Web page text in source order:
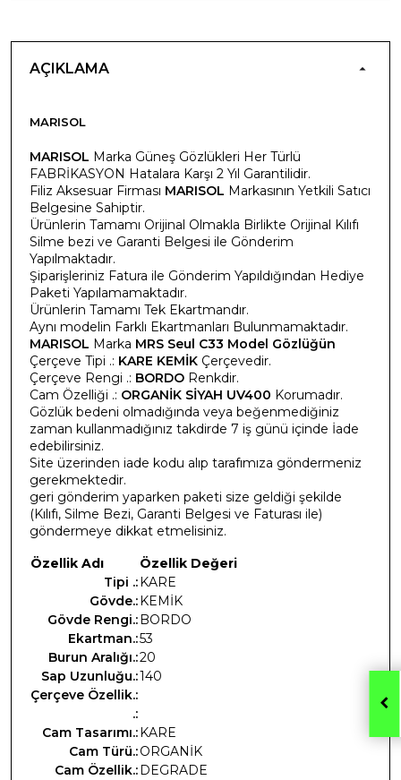
AÇIKLAMA
MARISOL
MARISOL Marka Güneş Gözlükleri Her Türlü
FABRİKASYON Hatalara Karşı 2 Yıl Garantilidir.
Filiz Aksesuar Firması MARISOL Markasının Yetkili Satıcı
Belgesine Sahiptir.
Ürünlerin Tamamı Orijinal Olmakla Birlikte Orijinal Kılıfı
Silme bezi ve Garanti Belgesi ile Gönderim
Yapılmaktadır.
Şiparişleriniz Fatura ile Gönderim Yapıldığından Hediye
Paketi Yapılamamaktadır.
Ürünlerin Tamamı Tek Ekartmandır.
Aynı modelin Farklı Ekartmanları Bulunmamaktadır.
MARISOL Marka MRS Seul C33 Model Gözlüğün
Çerçeve Tipi .: KARE KEMİK Çerçevedir.
Çerçeve Rengi .: BORDO Renkdir.
Cam Özelliği .: ORGANİK SİYAH UV400 Korumadır.
Gözlük bedeni olmadığında veya beğenmediğiniz
zaman kullanmadığınız takdirde 7 iş günü içinde İade
edebilirsiniz.
Site üzerinden iade kodu alıp tarafımıza göndermeniz
gerekmektedir.
geri gönderim yaparken paketi size geldiği şekilde
(Kılıfı, Silme Bezi, Garanti Belgesi ve Faturası ile)
göndermeye dikkat etmelisiniz.
Özellik Adı
Özellik Değeri
Tipi .:KARE
Gövde.:KEMİK
Gövde Rengi.:BORDO
Ekartman.:53
Burun Aralığı.:20
Sap Uzunluğu.:140
Çerçeve Özellik.:
.:
Cam Tasarımı.:KARE
Cam Türü.:ORGANİK
Cam Özellik.:DEGRADE